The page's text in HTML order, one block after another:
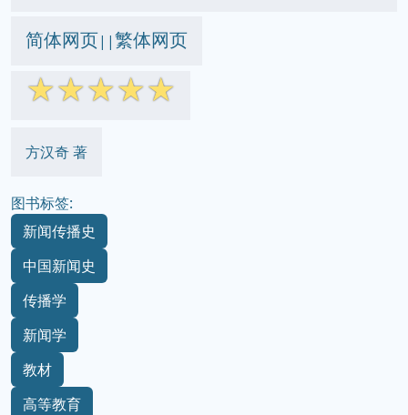
简体网页||繁体网页
☆☆☆☆☆
方汉奇 著
图书标签:
新闻传播史
中国新闻史
传播学
新闻学
教材
高等教育